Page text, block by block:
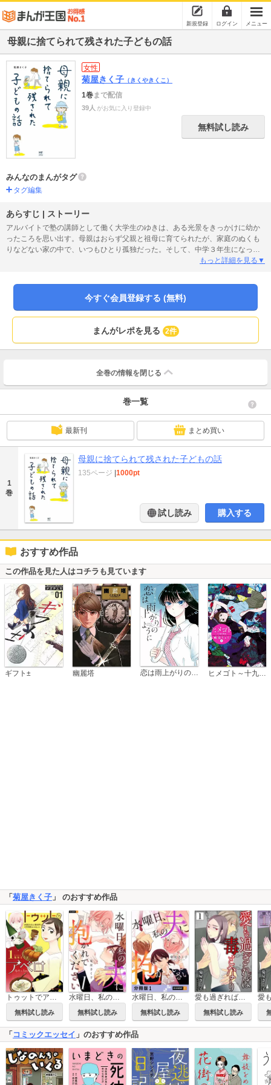
新規登録 ログイン メニュー
母親に捨てられて残された子どもの話
女性
菊屋きく子 （きくやきくこ）
1巻まで配信
39人 がお気に入り登録中
無料試し読み
みんなのまんがタグ
タグ編集
あらすじ | ストーリー
アルバイトで塾の講師として働く大学生のゆきは、ある光景をきっかけに幼か
ったころを思い出す。母親はおらず父親と祖母に育てられたが、家庭のぬくも
りなどない家の中で、いつもひとり孤独だった。そして、中学３年生になった
ゆきは、初潮を迎えたことで徐々に母親に想いを馳せるようになる。しかし、
うよすがを失い、家庭の中で宙ぶらりんのまま愛情を知らずに育った子ども
の、葛藤と成長を描いたコミックエッセイ。【目次】プロローグ／１話 三者
面談／２話 救いの言葉／３話 初潮／４話 真実／５話 捨て子／６話 死
と現実／７話 生きる意思／８話 決別／９話 祖母の手／10話 箱の外／11
話 父の回想（前後編）／12話 祖母の告白／エピローグ
もっと詳細を見る▼
今すぐ会員登録する (無料)
まんがレポを見る 2件
全巻の情報を 閉じる
巻一覧
最新刊 まとめ買い
1
巻
母親に捨てられて残された子どもの話
135ページ 1000pt
試し読み 購入する
おすすめ作品
この作品を見た人はコチラも見ています
ギフト± 幽麗塔 恋は雨上がりのように
「 菊屋きく子 」 のおすすめ作品
トゥットでアペロ～派遣切りOLが異世界で小料理屋はじめました～【単行本】
無料試し読み
水曜日、私の夫に抱かれてください
無料試し読み
水曜日、私の夫に抱かれてください 【分冊版】
無料試し読み
愛も過ぎれば毒となり
無料試し読み
「 コミックエッセイ 」のおすすめ作品